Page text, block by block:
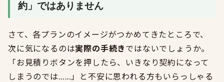
約」ではありません
さて、各プランのイメージがつかめてきたところで、
次に気になるのは実際の手続き ではないでしょうか。
「お見積りボタンを押したら、いきなり契約になって
しまうのでは……」と不安に思われる方もいらっしゃる